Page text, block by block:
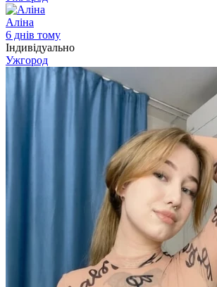
Аліна
6 днів тому
Індивідуально
Ужгород